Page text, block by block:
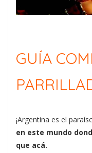
GUÍA
¡Argentina es el
en este mundo
que acá.